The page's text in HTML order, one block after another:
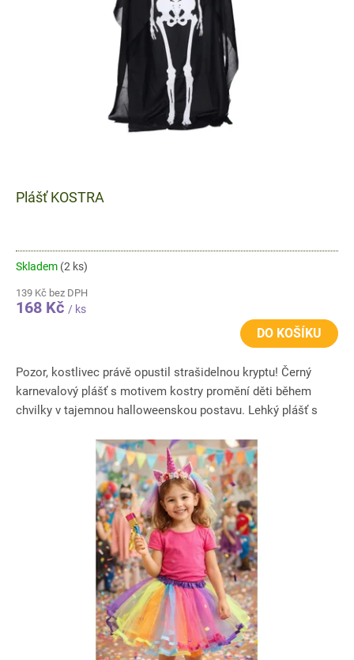
Plášť KOSTRA
Skladem (2 ks)
139 Kč bez DPH
168 Kč / ks
DO KOŠÍKU
Pozor, kostlivec právě opustil strašidelnou kryptu! Černý
karnevalový plášť s motivem kostry promění děti během
chvilky v tajemnou halloweenskou postavu. Lehký plášť s